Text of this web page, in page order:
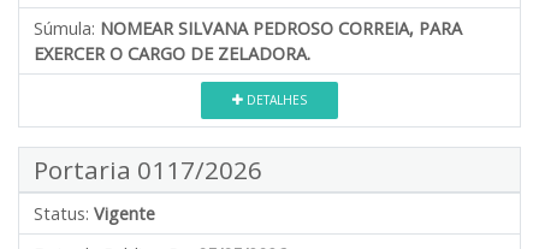
Súmula: NOMEAR SILVANA PEDROSO CORREIA, PARA
EXERCER O CARGO DE ZELADORA.
DETALHES
Portaria 0117/2026
Status: Vigente